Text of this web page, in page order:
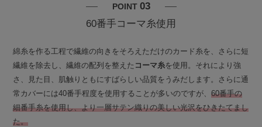
POINT 03
60番手コーマ糸使用
綿糸を作る工程で繊維の向きをそろえただけのカード糸を、さらに短
繊維を除去し、繊維の配列を整えた コーマ糸を使用。それにより強
さ、見た目、肌触りともにすばらしい品質をうみだします。さらに通
常カバーには40番手程度を使用することが多いのですが、60番手の
細番手糸を使用し、より一層サテン織りの美しい光沢をひきたてまし
た。